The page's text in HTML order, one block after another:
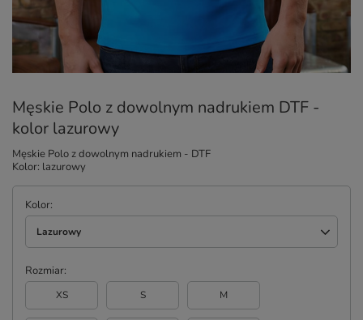
Męskie Polo z dowolnym nadrukiem DTF -
kolor lazurowy
Męskie Polo z dowolnym nadrukiem - DTF
Kolor: lazurowy
Kolor
Lazurowy
Rozmiar
XS S M